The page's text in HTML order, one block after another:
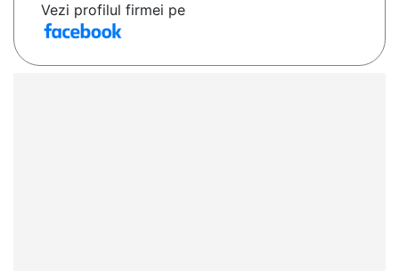
Vezi profilul firmei pe